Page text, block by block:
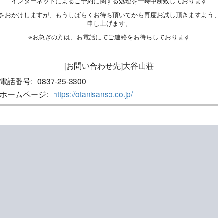
おかけしますが、もうしばらくお待ち頂いてから再度お試し頂きますよう
申し上げます。
※お急ぎの方は、お電話にてご連絡をお待ちしております
[お問い合わせ先]大谷山荘
電話番号: 0837-25-3300
ホームページ: https://otanisanso.co.jp/